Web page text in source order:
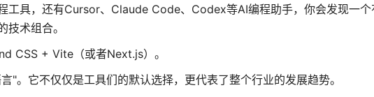
具，还有Cursor、Claude Code、Codex等AI编程助手，你会发现一个
术组合。
CSS + Vite（或者Next.js）。
"。它不仅仅是工具们的默认选择，更代表了整个行业的发展趋势。